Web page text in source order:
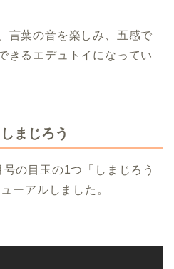
言葉の音を楽しみ、五感で
きるエデュトイになってい
まじろう
の目玉の1つ「しまじろう
ーアルしました。